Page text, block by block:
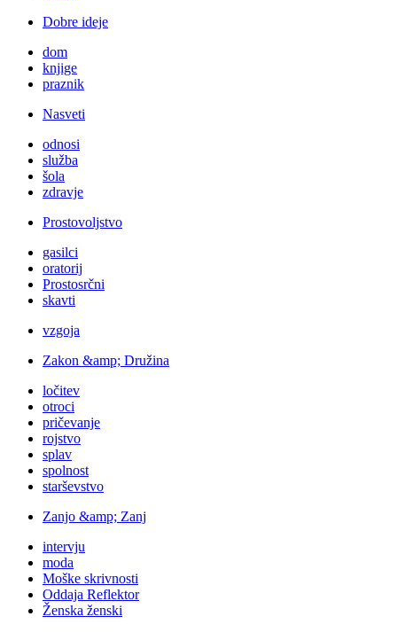
Dobre ideje
dom
knjige
praznik
Nasveti
odnosi
služba
šola
zdravje
Prostovoljstvo
gasilci
oratorij
Prostosrčni
skavti
vzgoja
Zakon &amp; Družina
ločitev
otroci
pričevanje
rojstvo
splav
spolnost
starševstvo
Zanjo &amp; Zanj
intervju
moda
Moške skrivnosti
Oddaja Reflektor
Ženska ženski